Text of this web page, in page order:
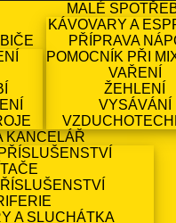
MALÉ
KÁVOVARY A
PŘÍPRAVA
POMOCNÍK PŘI
VAŘENÍ
ŽEHLENÍ
VYSÁVÁNÍ
KANCELÁŘ
A SLUCHÁTKA